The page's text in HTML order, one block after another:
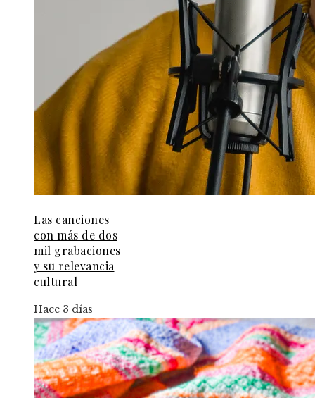
Las canciones
con más de dos
mil grabaciones
y su relevancia
cultural
Hace 3 días